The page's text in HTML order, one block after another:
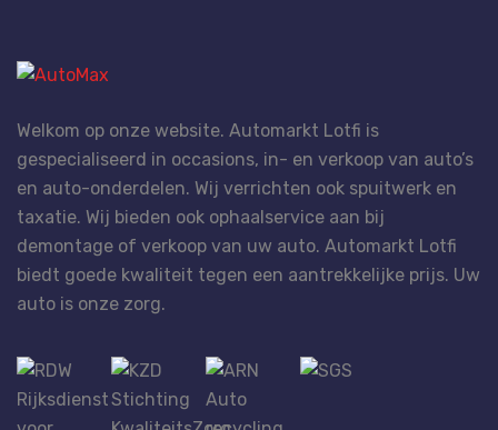
Welkom op onze website. Automarkt Lotfi is
gespecialiseerd in occasions, in- en verkoop van auto’s
en auto-onderdelen. Wij verrichten ook spuitwerk en
taxatie. Wij bieden ook ophaalservice aan bij
demontage of verkoop van uw auto. Automarkt Lotfi
biedt goede kwaliteit tegen een aantrekkelijke prijs. Uw
auto is onze zorg.